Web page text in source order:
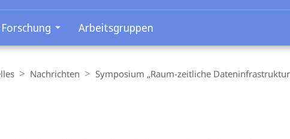
Forschung Arbeitsgruppen
Nachrichten Symposium „Raum-zeitliche